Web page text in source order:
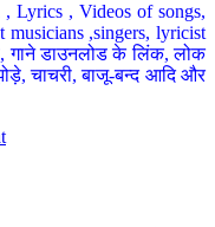
Lyrics , Videos of songs,
,singers, lyricist
गाने डाउनलोड के लिंक, लोक
चाचरी, बाजू-बन्द आदि और